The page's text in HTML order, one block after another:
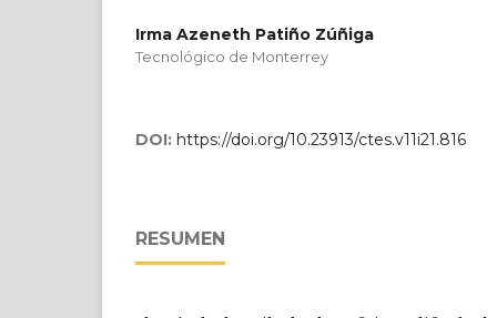
Irma Azeneth Patiño Zúñiga
Tecnológico de Monterrey
DOI: https://doi.org/10.23913/ctes.v11i21.816
RESUMEN